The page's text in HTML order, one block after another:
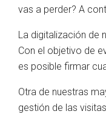
vas a perder? A
La digitalización de
Con el objetivo de
es posible firmar
Otra de nuestras
gestión de las